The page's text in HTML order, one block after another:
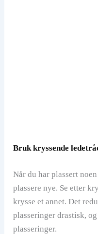
Bruk kryssende
Når du har plassert
plassere nye. Se etter
krysse et annet. Det
plasseringer drastisk,
plasseringer.